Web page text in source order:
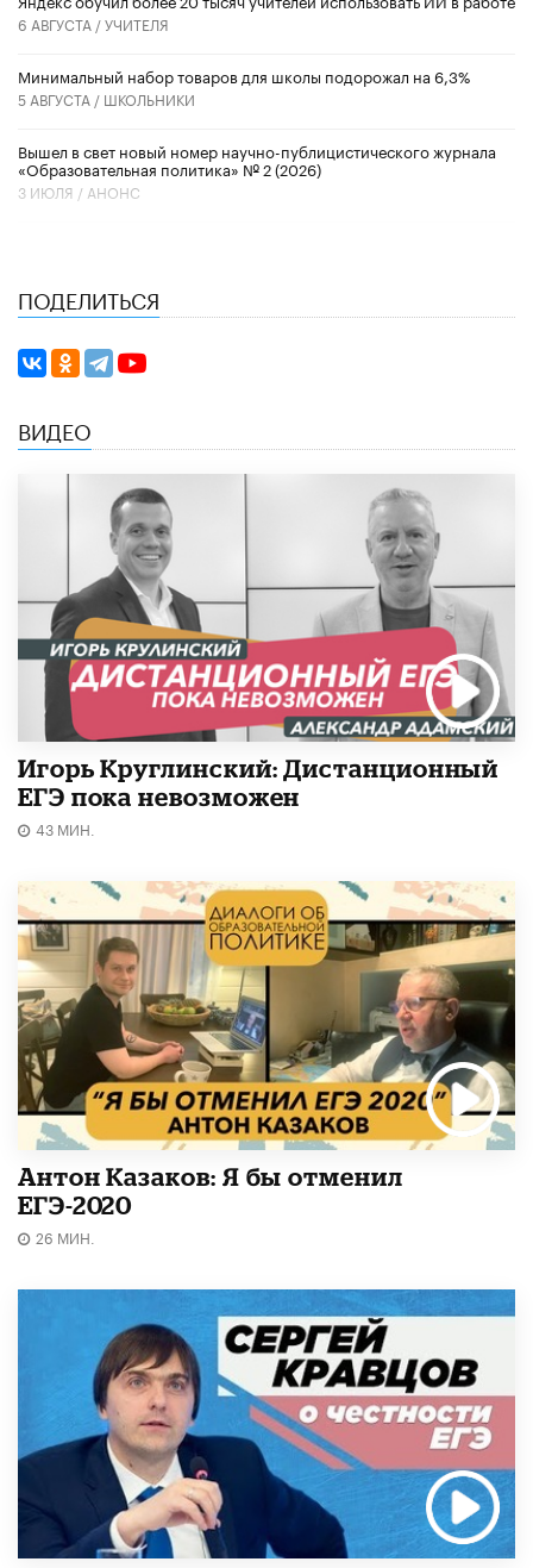
6 АВГУСТА /УЧИТЕЛЯ
Минимальный набор товаров для школы подорожал на 6,3%
5 АВГУСТА / ШКОЛЬНИКИ
Вышел в свет новый номер научно-публицистического журнала
«Образовательная политика» № 2 (2026)
3 ИЮЛЯ / АНОНС
ПОДЕЛИТЬСЯ
ВИДЕО
Игорь Круглинский: Дистанционный
ЕГЭ пока невозможен
43 МИН.
Антон Казаков: Я бы отменил
ЕГЭ-2020
26 МИН.